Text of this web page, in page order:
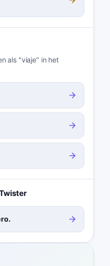
als "viaje" in het